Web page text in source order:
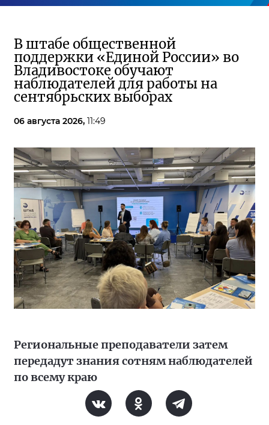
В штабе общественной
поддержки «Единой России» во
Владивостоке обучают
наблюдателей для работы на
сентябрьских выборах
06 августа 2026, 11:49
Региональные преподаватели затем
передадут знания сотням наблюдателей
по всему краю